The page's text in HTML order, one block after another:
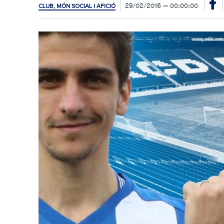
CLUB, MÓN SOCIAL I AFICIÓ 29/02/2016 00:00:00